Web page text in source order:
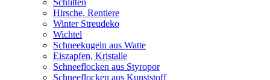
Hirsche, Rentiere
Winter Streudeko
Wichtel
Schneekugeln aus Watte
Eiszapfen, Kristalle
Schneeflocken aus Styropor
Schneeflocken aus Kunststoff